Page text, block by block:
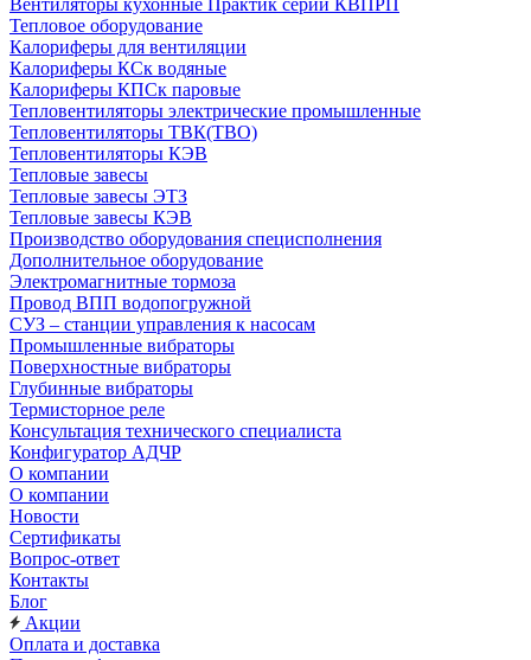
Вентиляторы кухонные Практик серии КВПРП
Тепловое оборудование
Калориферы для вентиляции
Калориферы КСк водяные
Калориферы КПСк паровые
Тепловентиляторы электрические промышленные
Тепловентиляторы ТВК(ТВО)
Тепловентиляторы КЭВ
Тепловые завесы
Тепловые завесы ЭТЗ
Тепловые завесы КЭВ
Производство оборудования специсполнения
Дополнительное оборудование
Электромагнитные тормоза
Провод ВПП водопогружной
СУЗ – станции управления к насосам
Промышленные вибраторы
Поверхностные вибраторы
Глубинные вибраторы
Термисторное реле
Консультация технического специалиста
Конфигуратор АДЧР
О компании
О компании
Новости
Сертификаты
Вопрос-ответ
Контакты
Блог
Акции
Оплата и доставка